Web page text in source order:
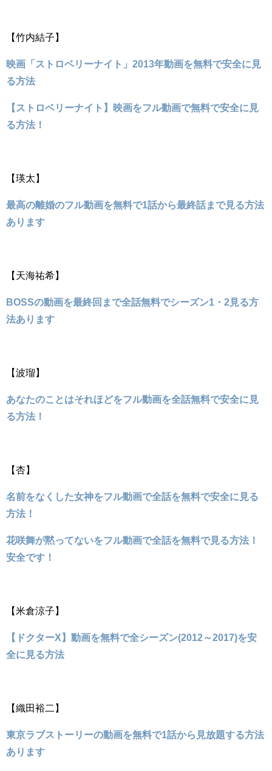
【竹内結子】
映画「ストロベリーナイト」2013年動画を無料で安全に見
る方法
【ストロベリーナイト】映画をフル動画で無料で安全に見
る方法！
【瑛太】
最高の離婚のフル動画を無料で1話から最終話まで見る方法
あります
【天海祐希】
BOSSの動画を最終回まで全話無料でシーズン1・2見る方
法あります
【波瑠】
あなたのことはそれほどをフル動画を全話無料で安全に見
る方法！
【杏】
名前をなくした女神をフル動画で全話を無料で安全に見る
方法！
花咲舞が黙ってないをフル動画で全話を無料で見る方法！
安全です！
【米倉涼子】
【ドクターX】動画を無料で全シーズン(2012～2017)を安
全に見る方法
【織田裕二】
東京ラブストーリーの動画を無料で1話から見放題する方法
あります